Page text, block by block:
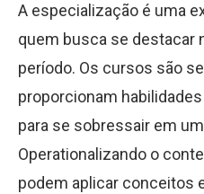
A especialização é uma
quem busca se destacar
período. Os cursos são
proporcionam
para se sobressair em
Operationalizando o
podem aplicar conceitos